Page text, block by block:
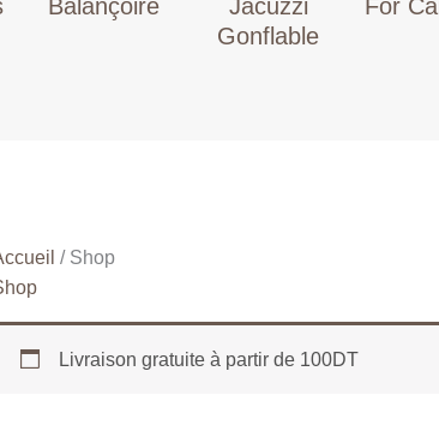
Balançoire
Jacuzzi
Gonflable
For
/ Shop
Livraison gratuite à partir de 100DT